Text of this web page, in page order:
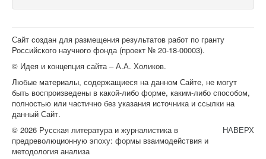
Сайт создан для размещения результатов работ по гранту
Российского научного фонда (проект № 20-18-00003).
© Идея и концепция сайта – А.А. Холиков.
Любые материалы, содержащиеся на данном Сайте, не могут
быть воспроизведены в какой-либо форме, каким-либо способом,
полностью или частично без указания источника и ссылки на
данный Сайт.
НАВЕРХ
© 2026 Русская литература и журналистика в
предреволюционную эпоху: формы взаимодействия и
методология анализа